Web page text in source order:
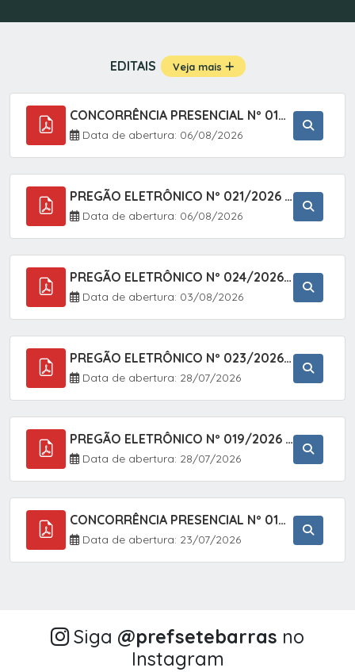
EDITAIS Veja mais
CONCORRÊNCIA PRESENCIAL Nº 019/2025 - PAVIMENTAÇÃO ASFÁLTICA EM TRECHO DA RUA 2 NO BAIRRO VILA SOARES NO MUNICÍPIO DE SETE BARRAS/SP.
Data de abertura: 06/08/2026
PREGÃO ELETRÔNICO Nº 021/2026 - AQUISIÇÃO DE CONTENTORES E CARRINHOS, DESTINADOS A COLETIVA E MANEJO DE RESÍDUOS SÓLIDOS, ATRAVÉS DO SISTEMA DE REGISTRO DE PREÇOS (SRP)
Data de abertura: 06/08/2026
PREGÃO ELETRÔNICO Nº 024/2026 - AQUISIÇÃO DE GÁS MEDICINAL TIPO OXIGÊNIO (1,00 M3, 3,00 M3 E 10,00 M3), EM ATENDIMENTO À SECRETARIA MUNICIPAL DE SAÚDE, ATRAVÉS DO SISTEMA DE REGISTRO DE PREÇOS (SRP)
Data de abertura: 03/08/2026
PREGÃO ELETRÔNICO Nº 023/2026 - AQUISIÇÃO DE ENXOVAL INFANTIL, EM ATENDIMENTO À SECRETARIA MUNICIPAL DE EDUCAÇÃO, ATRAVÉS DO SISTEMA DE REGISTRO DE PREÇOS (SRP).
Data de abertura: 28/07/2026
PREGÃO ELETRÔNICO Nº 019/2026 - CONTRATAÇÃO DE EMPRESA ESPECIALIZADA PARA A PRESTAÇÃO DE SERVIÇOS VETERINÁRIOS CLÍNICOS E CIRÚRGICOS, COM FOCO EM AÇÕES DE SAÚDE PÚBLICA, BEM-ESTAR ANIMAL E CONTROLE POPULACIONAL ÉTICO DE CÃES E GATOS, EM ATENDIMENTO À
Data de abertura: 28/07/2026
CONCORRÊNCIA PRESENCIAL Nº 018/2026 - PAVIMENTAÇÃO ASFÁLTICA NO BAIRRO VOTUPOCA ? ESTRADA DA RAPOSA, NO MUNICÍPIO DE SETE BARRAS/SP
Data de abertura: 23/07/2026
Siga @‌prefsetebarras no
Instagram